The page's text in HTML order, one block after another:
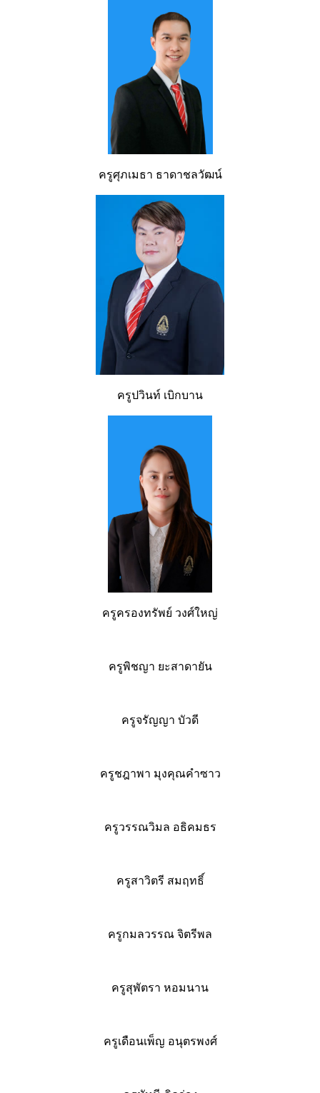
ครูศุภเมธา ธาดาชลวัฒน์
ครูปวินท์ เบิกบาน
ครูครองทรัพย์ วงศ์ใหญ่
ครูพิชญา ยะสาดายัน
ครูจรัญญา บัวดี
ครูชฎาพา มุงคุณคำซาว
ครูวรรณวิมล อธิคมธร
ครูสาวิตรี สมฤทธิ์
ครูกมลวรรณ จิตรีพล
ครูสุพัตรา หอมนาน
ครูเดือนเพ็ญ อนุตรพงศ์